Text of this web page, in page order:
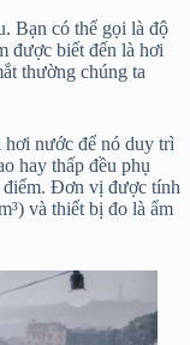
Bạn có thể gọi là độ
được biết đến là hơi
thường chúng ta
nước để nó duy trì
hay thấp đều phụ
điểm. Đơn vị được tính
và thiết bị đo là ẩm